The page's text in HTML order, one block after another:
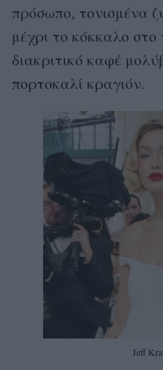
πρόσωπο, τονισμένα
μέχρι το κόκκαλο
διακριτικό καφέ
πορτοκαλί κραγιόν.
Jeff